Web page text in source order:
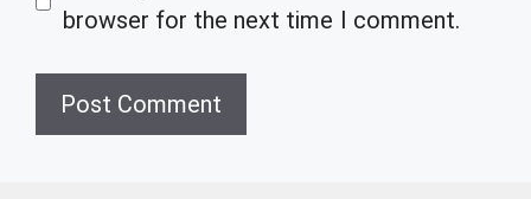
browser for the next time I comment.